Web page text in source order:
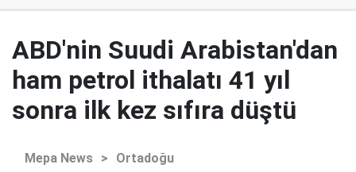
ABD'nin Suudi Arabistan'dan
ham petrol ithalatı 41 yıl
sonra ilk kez sıfıra düştü
Mepa News > Ortadoğu